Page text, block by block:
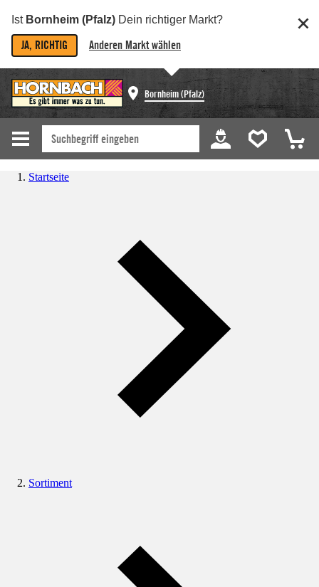
Ist Bornheim (Pfalz) Dein richtiger Markt?
JA, RICHTIG Anderen Markt wählen
Bornheim (Pfalz)
Startseite
Sortiment